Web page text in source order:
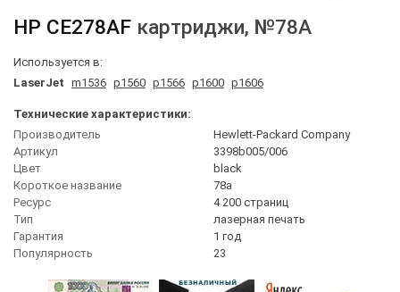
HP CE278AF картриджи, №78A
Используется в:
LaserJet m1536 p1560 p1566 p1600 p1606
Технические характеристики:
Производитель
Hewlett-Packard Company
Артикул
3398b005/006
Цвет
black
Короткое название
78a
Ресурс
4 200 страниц
Тип
лазерная печать
Гарантия
1 год
Популярность
23